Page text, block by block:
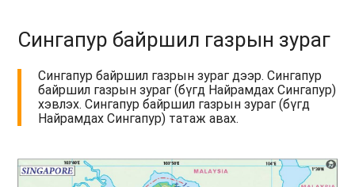
Сингапур байршил газрын зураг
Сингапур байршил газрын зураг дээр. Сингапур
байршил газрын зураг (бүгд Найрамдах Сингапур)
хэвлэх. Сингапур байршил газрын зураг (бүгд
Найрамдах Сингапур) татаж авах.